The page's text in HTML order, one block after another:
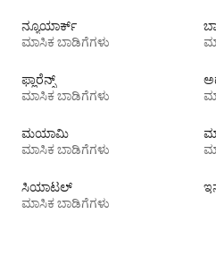
ನ್ಯೂಯಾರ್ಕ್
ಮಾಸಿಕ ಬಾಡಿಗೆಗಳು
ಫ್ಲಾರೆನ್ಸ್
ಮಾಸಿಕ ಬಾಡಿಗೆಗಳು
ಮಯಾಮಿ
ಮಾಸಿಕ ಬಾಡಿಗೆಗಳು
ಸಿಯಾಟಲ್
ಮಾಸಿಕ ಬಾಡಿಗೆಗಳು